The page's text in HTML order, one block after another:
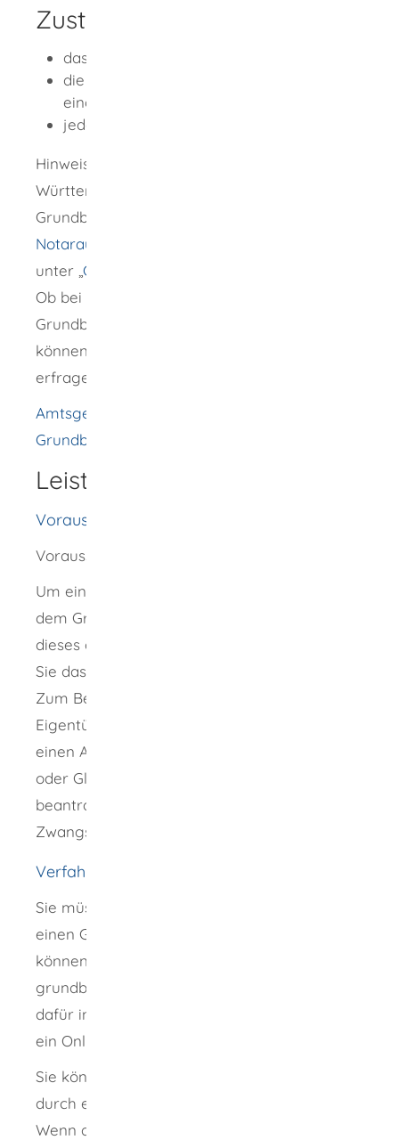
Zuständige Stelle
das Grundbuchamt oder
die Grundbucheinsichtsstelle (wenn
eingerichtet) oder
jede Notarin und jeder Notar
Hinweis: 13 Amtsgerichte führen in Baden-
Württemberg das Grundbuch. Das zuständige
Grundbuchamt finden Sie im Internet bei der
Notarauskunft der Bundesnotarkammer
unter „ Grundbuchamtssuche
Ob bei einer Gemeinde eine
Grundbucheinsichtsstelle eingerichtet ist,
können Sie bei der Gemeindeverwaltung
erfragen oder im
Amtsgericht Sigmaringen -Grundbuchamt-
Grundbucheinsichtsstelle Wellendingen
Leistungsdetails
Voraussetzungen
Voraussetzung ist ein berechtigtes Interesse.
Um eine Abschrift oder einen Ausdruck aus
dem Grundbuch zu erhalten, müssen Sie
dieses glaubhaft darlegen. Im Zweifel müssen
Sie das berechtigte Interesse nachweisen.
Zum Beispiel als Eigentümerin oder
Eigentümer eines Grundstücks können Sie
einen Antrag stellen. Auch als Gläubigerin
oder Gläubiger können Sie eine Abschrift
beantragen, wenn Sie die
Zwangsvollstreckung betreiben wollen.
Verfahrensablauf
Sie müssen eine Grundbuchabschrift oder
einen Grundbuchausdruck beantragen. Dies
können Sie persönlich oder schriftlich tun. Die
grundbuchführenden Amtsgerichte stellen
dafür in ihrem jeweiligen Internetauftritt auch
ein Online-Formular zur Verfügung.
Sie können sich bei der Antragstellung auch
durch eine andere Person vertreten lassen.
Wenn diese Person im Grundbuch nicht als